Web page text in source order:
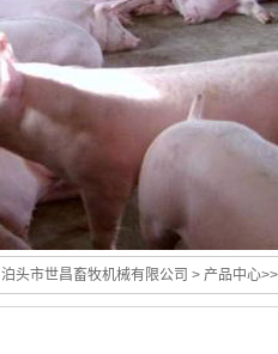
泊头市世昌畜牧机械有限公司 > 产品中心